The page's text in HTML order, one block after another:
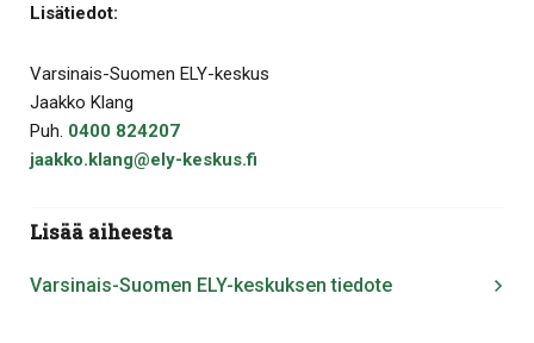
Lisätiedot:
Varsinais-Suomen ELY-keskus
Jaakko Klang
Puh. 0400 824207
jaakko.klang@ely-keskus.fi
Lisää aiheesta
Varsinais-Suomen ELY-keskuksen tiedote